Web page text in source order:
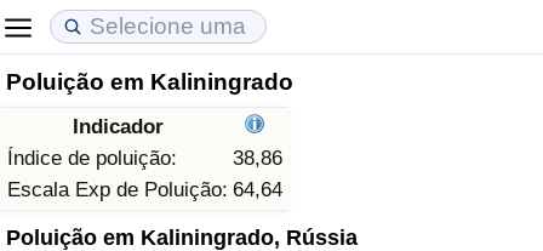
Poluição em Kaliningrado
Indicador
Índice de poluição:
38,86
Escala Exp de Poluição: 64,64
Poluição em Kaliningrado, Rússia
Custo de Vida
Indicador de Custo de Vida (Atual)
Indicador de Custo de Vida
Preços de Imóveis
Indicador de Preços de Imóveis (Atual)
Indicador de Preços de Imóveis
Qualidade de Vida
Indicador de Qualidade de Vida
Indicador de Qualidade de Vida (Atual)